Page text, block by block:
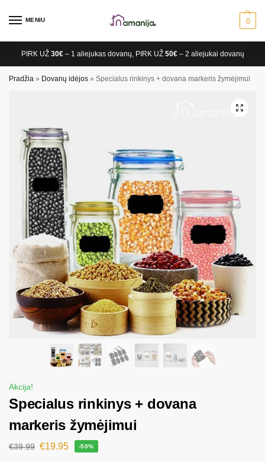
MENIU 0
PIRK UŽ 30€– 1 aliejukas dovanų, PIRK UŽ 50€– 2 aliejukai dovanų
Pradžia » Dovanų idėjos » Specialus rinkinys + dovana markeris žymėjimui
Akcija!
Specialus rinkinys + dovana
markeris žymėjimui
€39.99 €19.95 -50%